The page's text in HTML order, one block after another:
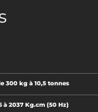
300 kg à 10,5 tonnes
à 2037 Kg.cm (50 Hz)